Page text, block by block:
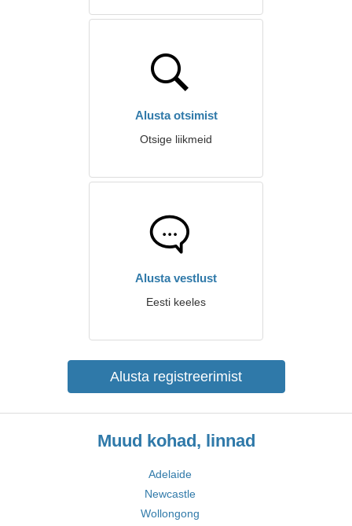
Alusta otsimist
Otsige liikmeid
Alusta vestlust
Eesti keeles
Alusta registreerimist
Muud kohad, linnad
Adelaide
Newcastle
Wollongong